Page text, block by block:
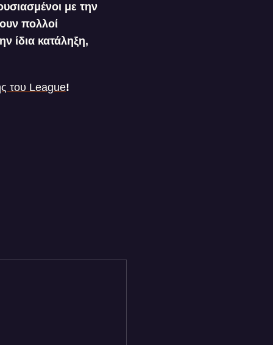
με την
πολλοί
ίδια κατάληξη,
του League!